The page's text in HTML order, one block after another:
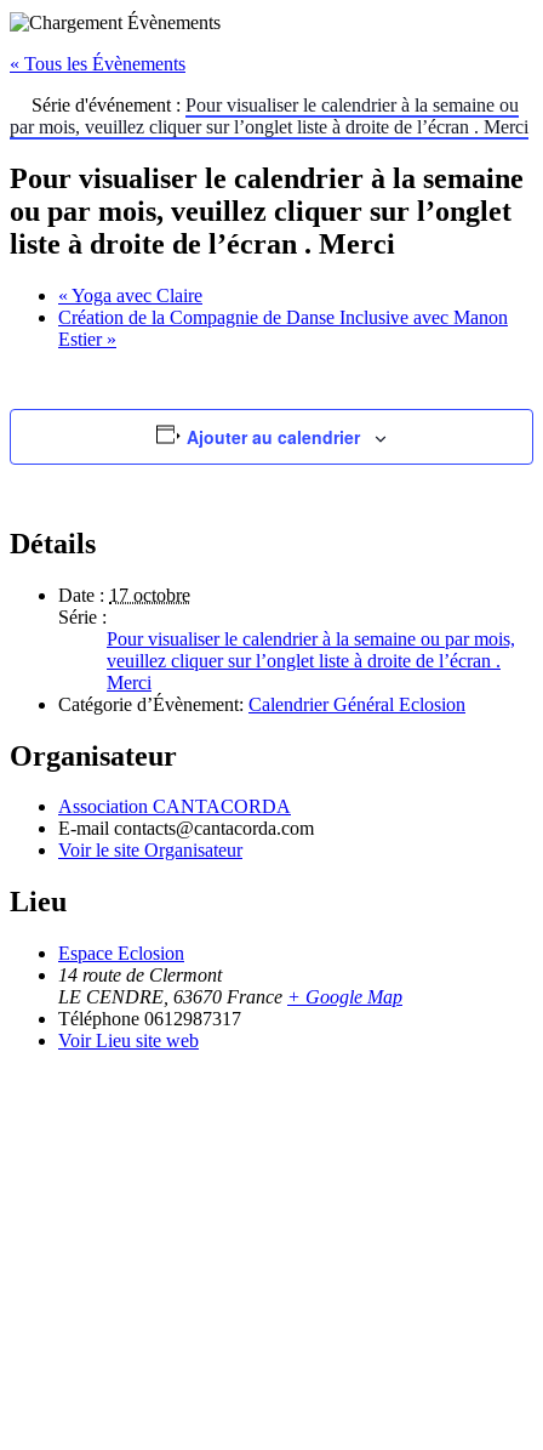
« Tous les Évènements
Série d'événement : Pour visualiser le calendrier à la semaine ou
par mois, veuillez cliquer sur l’onglet liste à droite de l’écran . Merci
Pour visualiser le calendrier à la semaine
ou par mois, veuillez cliquer sur l’onglet
liste à droite de l’écran . Merci
« Yoga avec Claire
Création de la Compagnie de Danse Inclusive avec Manon
Estier »
Ajouter au calendrier
Détails
Date : 17 octobre
Série :
Pour visualiser le calendrier à la semaine ou par mois,
veuillez cliquer sur l’onglet liste à droite de l’écran .
Merci
Catégorie d’Évènement: Calendrier Général Eclosion
Organisateur
Association CANTACORDA
E-mail contacts@cantacorda.com
Voir le site Organisateur
Lieu
Espace Eclosion
14 route de Clermont
LE CENDRE 63670 France + Google Map
Téléphone 0612987317
Voir Lieu site web